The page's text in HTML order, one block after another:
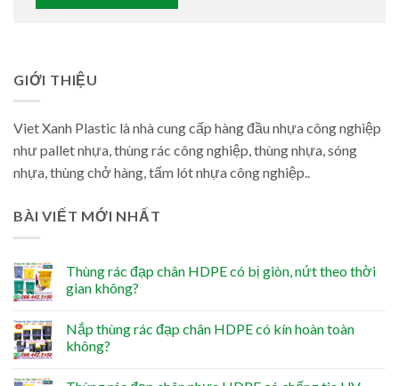
GIỚI THIỆU
Viet Xanh Plastic là nhà cung cấp hàng đầu nhựa công nghiệp
như pallet nhựa, thùng rác công nghiệp, thùng nhựa, sóng
nhựa, thùng chở hàng, tấm lót nhựa công nghiệp..
BÀI VIẾT MỚI NHẤT
Thùng rác đạp chân HDPE có bị giòn, nứt theo thời
gian không?
Nắp thùng rác đạp chân HDPE có kín hoàn toàn
không?